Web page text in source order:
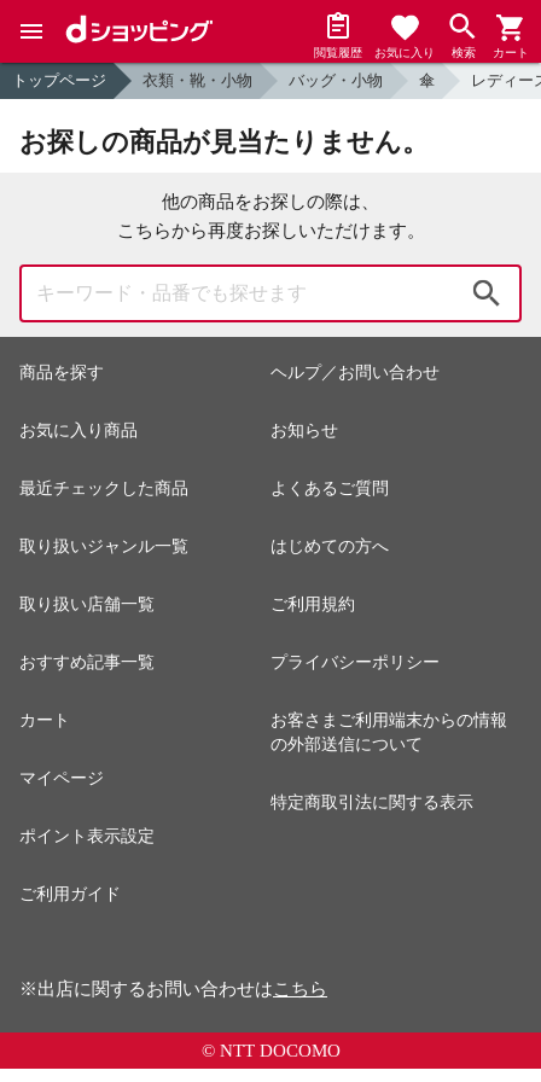
閲覧履歴 お気に入り 検索 カート
トップページ 衣類・靴・小物 バッグ・小物 傘 レディー
お探しの商品が見当たりません。
他の商品をお探しの際は、
こちらから再度お探しいただけます。
商品を探す
お気に入り商品
最近チェックした商品
取り扱いジャンル一覧
取り扱い店舗一覧
おすすめ記事一覧
カート
マイページ
ポイント表示設定
ご利用ガイド
ヘルプ／お問い合わせ
お知らせ
よくあるご質問
はじめての方へ
ご利用規約
プライバシーポリシー
お客さまご利用端末からの情報
の外部送信について
特定商取引法に関する表示
※出店に関するお問い合わせはこちら
© NTT DOCOMO